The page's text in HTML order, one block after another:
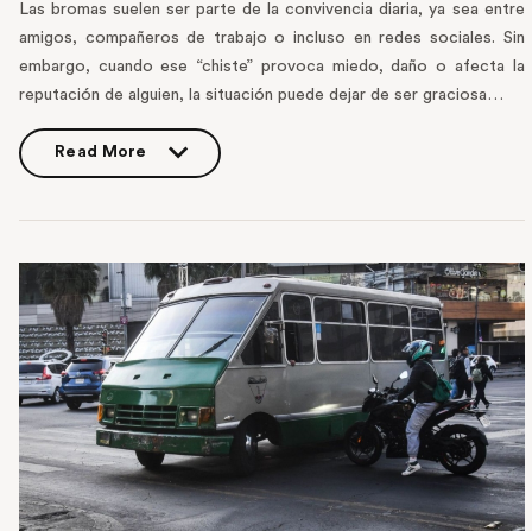
Las bromas suelen ser parte de la convivencia diaria, ya sea entre
amigos, compañeros de trabajo o incluso en redes sociales. Sin
embargo, cuando ese “chiste” provoca miedo, daño o afecta la
reputación de alguien, la situación puede dejar de ser graciosa…
Read More